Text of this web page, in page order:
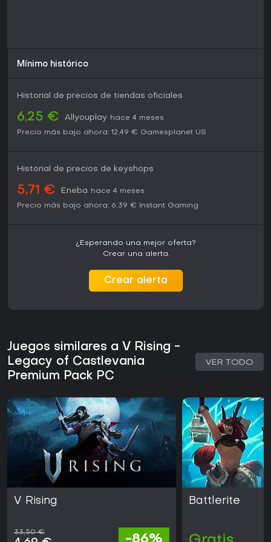
Mínimo histórico
Historial de precios de tiendas oficiales
6,25 € Allyouplay hace 4 meses
Precio más bajo ahora: 12,49 € Gamesplanet US
Historial de precios de keyshops
5,71 € Eneba
hace 4 meses
Precio más bajo ahora: 6,39 € Instant Gaming
¿Esperando una mejor oferta?
Crear una alerta.
Crear alerta
Juegos similares a V Rising -
Legacy of Castlevania
Premium Pack PC
VER TODO
V Rising
33,50 €
-86%
Battlerite